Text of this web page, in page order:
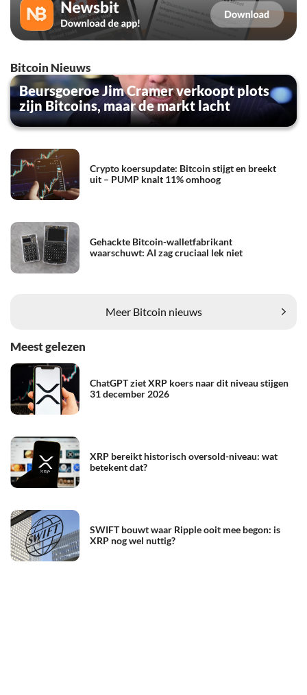
Bitcoin Nieuws
Beursgoeroe Jim Cramer verkoopt plots
zijn Bitcoins, maar de markt lacht
Crypto koersupdate: Bitcoin stijgt en breekt
uit – PUMP knalt 11% omhoog
Gehackte Bitcoin-walletfabrikant
waarschuwt: AI zag cruciaal lek niet
Meer Bitcoin nieuws
Meest gelezen
ChatGPT ziet XRP koers naar dit niveau stijgen
31 december 2026
XRP bereikt historisch oversold-niveau: wat
betekent dat?
SWIFT bouwt waar Ripple ooit mee begon: is
XRP nog wel nuttig?